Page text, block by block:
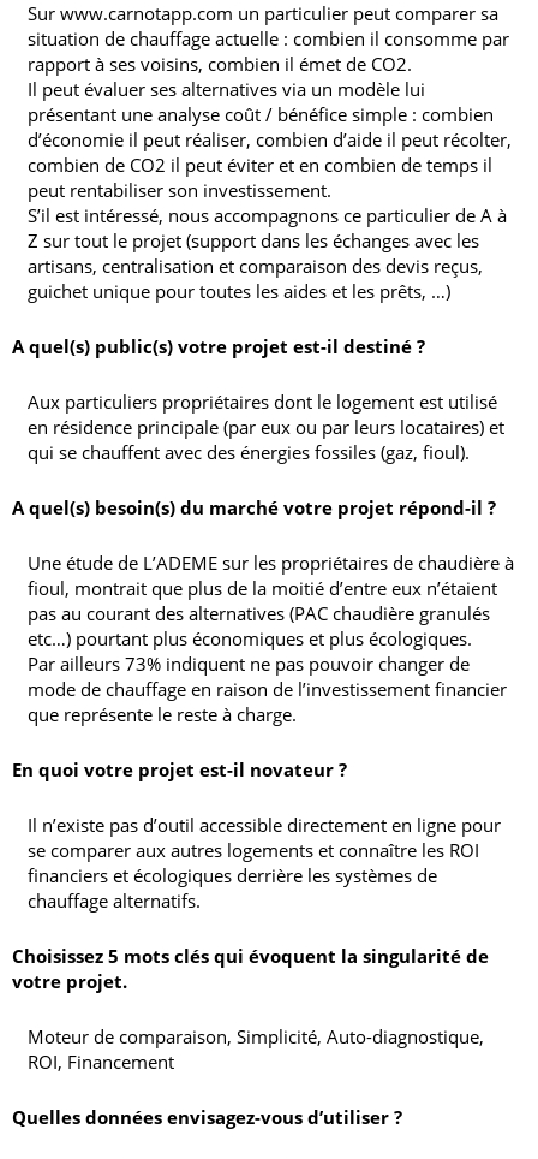
Sur www.carnotapp.com un particulier peut comparer sa
situation de chauffage actuelle : combien il consomme par
rapport à ses voisins, combien il émet de CO2.
Il peut évaluer ses alternatives via un modèle lui
présentant une analyse coût / bénéfice simple : combien
d’économie il peut réaliser, combien d’aide il peut récolter,
combien de CO2 il peut éviter et en combien de temps il
peut rentabiliser son investissement.
S’il est intéressé, nous accompagnons ce particulier de A à
Z sur tout le projet (support dans les échanges avec les
artisans, centralisation et comparaison des devis reçus,
guichet unique pour toutes les aides et les prêts, …)
A quel(s) public(s) votre projet est-il destiné ?
Aux particuliers propriétaires dont le logement est utilisé
en résidence principale (par eux ou par leurs locataires) et
qui se chauffent avec des énergies fossiles (gaz, fioul).
A quel(s) besoin(s) du marché votre projet répond-il ?
Une étude de L’ADEME sur les propriétaires de chaudière à
fioul, montrait que plus de la moitié d’entre eux n’étaient
pas au courant des alternatives (PAC chaudière granulés
etc…) pourtant plus économiques et plus écologiques.
Par ailleurs 73% indiquent ne pas pouvoir changer de
mode de chauffage en raison de l’investissement financier
que représente le reste à charge.
En quoi votre projet est-il novateur ?
Il n’existe pas d’outil accessible directement en ligne pour
se comparer aux autres logements et connaître les ROI
financiers et écologiques derrière les systèmes de
chauffage alternatifs.
Choisissez 5 mots clés qui évoquent la singularité de
votre projet.
Moteur de comparaison, Simplicité, Auto-diagnostique,
ROI, Financement
Quelles données envisagez-vous d’utiliser ?